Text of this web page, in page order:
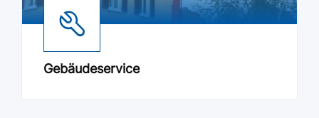
Gebäudeservice